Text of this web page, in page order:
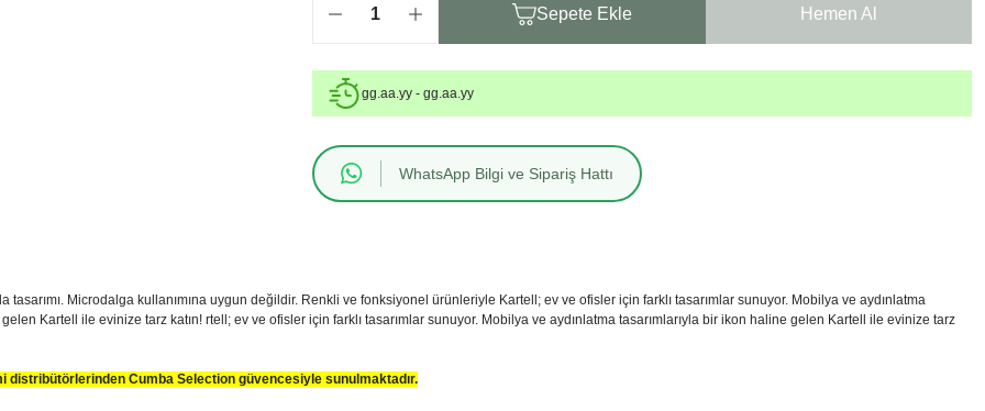
Sepete Ekle Hemen Al
gg.aa.yy - gg.aa.yy
WhatsApp Bilgi ve Sipariş Hattı
tasarımı. Microdalga kullanımına uygun değildir. Renkli ve fonksiyonel ürünleriyle Kartell; ev ve ofisler için farklı tasarımlar sunuyor. Mobilya ve aydınlatma
Kartell ile evinize tarz katın! rtell; ev ve ofisler için farklı tasarımlar sunuyor. Mobilya ve aydınlatma tasarımlarıyla bir ikon haline gelen Kartell ile evinize tarz
distribütörlerinden Cumba Selection güvencesiyle sunulmaktadır.